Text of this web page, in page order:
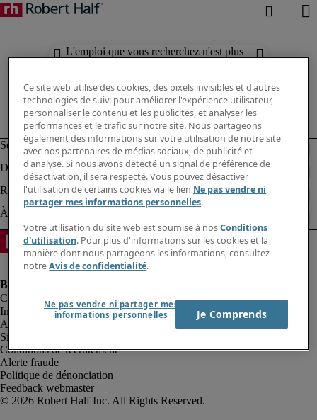
L'emploi que vous recherchez n'est plus
Informations sur la société
Avis de confidentialité
Site web et cookies
Conditions de recrutement
Alerte fraude
Politique de dénonciation
Feedback webmaster
Ce site web utilise des cookies, des pixels invisibles et d'autres
technologies de suivi pour améliorer l'expérience utilisateur,
personnaliser le contenu et les publicités, et analyser les
performances et le trafic sur notre site. Nous partageons
également des informations sur votre utilisation de notre site
avec nos partenaires de médias sociaux, de publicité et
d'analyse. Si nous avons détecté un signal de préférence de
désactivation, il sera respecté. Vous pouvez désactiver
l'utilisation de certains cookies via le lien Ne pas vendre ni
partager mes informations personnelles.
Votre utilisation du site web est soumise à nosConditions
d'utilisation. Pour plus d'informations sur les cookies et la
manière dont nous partageons les informations, consultez
notreAvis de confidentialité.
Ne pas vendre ni partager mes
informations personnelles
Je Comprends